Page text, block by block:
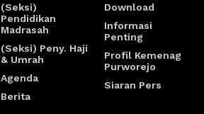
(Seksi)
Pendidikan
Madrasah
(Seksi) Peny. Haji
& Umrah
Agenda
Berita
Download
Informasi
Penting
Profil Kemenag
Purworejo
Siaran Pers